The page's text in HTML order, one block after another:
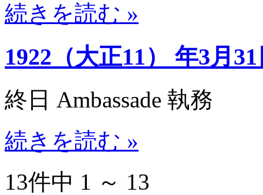
続きを読む »
1922（大正11） 年3月
終日 Ambassade 執務
続きを読む »
13件中 1 ～ 13